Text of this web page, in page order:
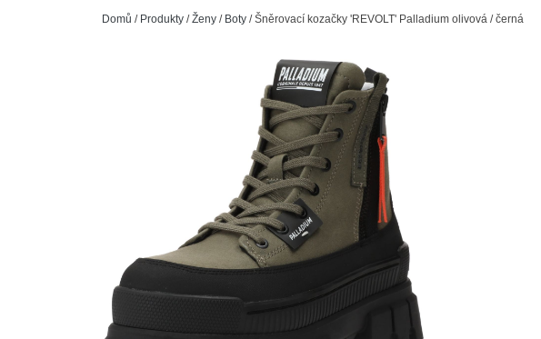
Domů / Produkty /Ženy / Boty /Šněrovací kozačky 'REVOLT' Palladium olivová / černá